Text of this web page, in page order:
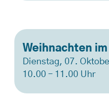
Weihnachten
Dienstag, 07.
10.00 – 11.00 Uhr